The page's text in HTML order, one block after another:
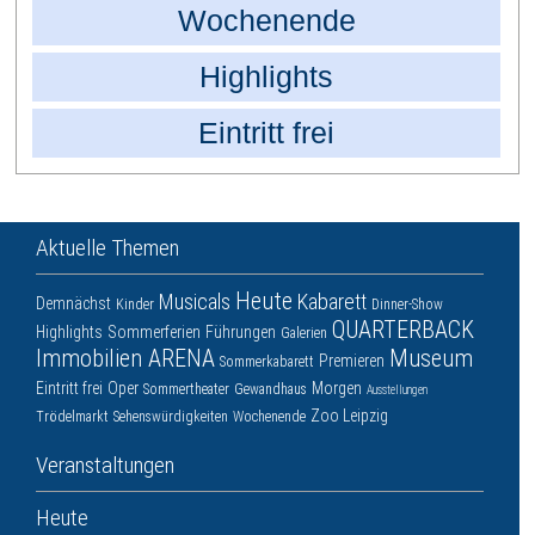
Wochenende
Highlights
Eintritt frei
Aktuelle Themen
Demnächst Kinder Musicals Heute Kabarett Dinner-Show
Highlights Sommerferien Führungen Galerien QUARTERBACK
Immobilien ARENA Sommerkabarett Premieren Museum
Eintritt frei Oper Sommertheater Gewandhaus Morgen Ausstellungen
Trödelmarkt Sehenswürdigkeiten Wochenende Zoo Leipzig
Veranstaltungen
Heute